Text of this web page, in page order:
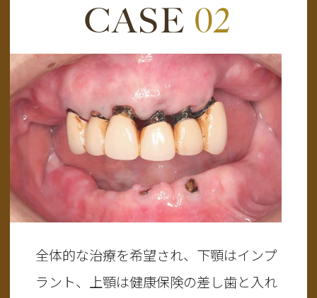
CASE 02
全体的な治療を希望され、下顎はインプ
ラント、上顎は健康保険の差し歯と入れ